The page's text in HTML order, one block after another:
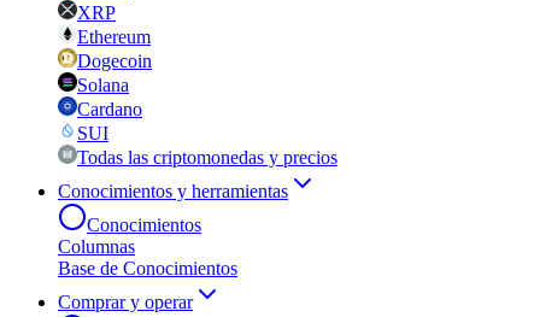
XRP
Ethereum
Dogecoin
Solana
Cardano
SUI
Todas las criptomonedas y precios
Conocimientos y herramientas
Conocimientos
Columnas
Base de Conocimientos
Comprar y operar